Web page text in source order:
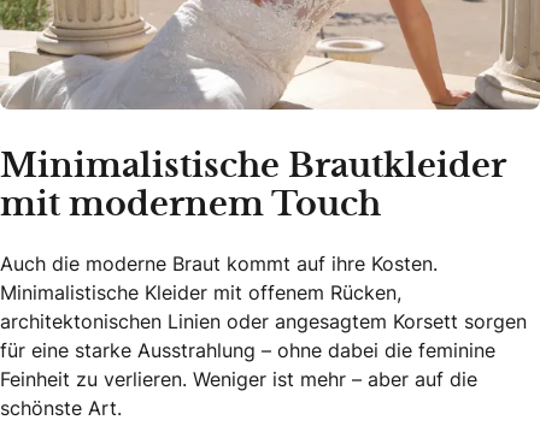
Minimalistische Brautkleider
mit modernem Touch
Auch die moderne Braut kommt auf ihre Kosten.
Minimalistische Kleider mit offenem Rücken,
architektonischen Linien oder angesagtem Korsett sorgen
für eine starke Ausstrahlung – ohne dabei die feminine
Feinheit zu verlieren. Weniger ist mehr – aber auf die
schönste Art.